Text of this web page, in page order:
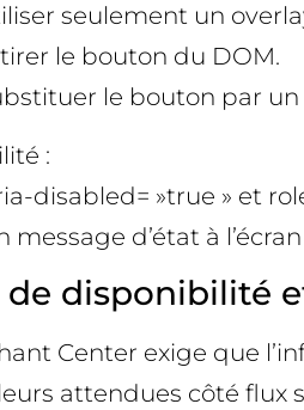
seulement un
le bouton du DOM.
le bouton par
:
disabled= »true » et
message d’état à
de disponibilité
Center exige que
attendues côté